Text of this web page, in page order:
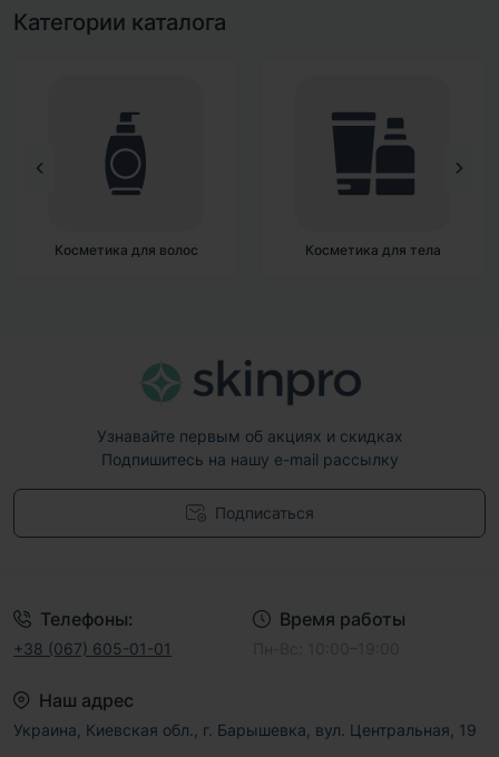
Категории каталога
Косметика для волос Косметика для тела
Узнавайте первым об акциях и скидках
Подпишитесь на нашу e-mail рассылку
Подписаться
Телефоны:
+38 (067) 605-01-01
Время работы
Наш адрес
Украина, Киевская обл., г. Барышевка, вул. Центральная, 19